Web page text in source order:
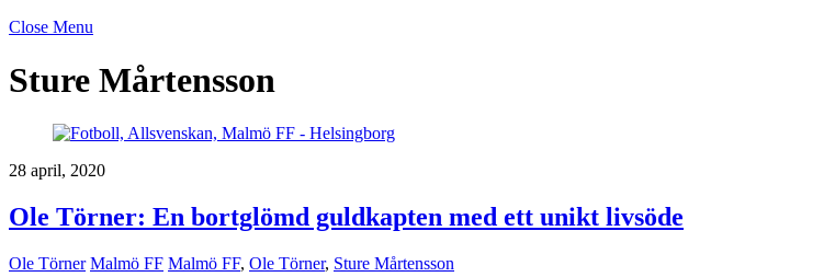
Close Menu
Sture Mårtensson
28 april, 2020
Ole Törner: En bortglömd guldkapten med ett unikt livsöde
Ole Törner Malmö FF Malmö FF, Ole Törner, Sture Mårtensson